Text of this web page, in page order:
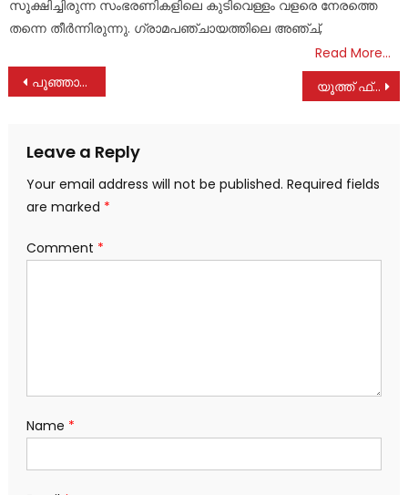
സൂക്ഷിച്ചിരുന്ന സംഭരണികളിലെ കുടിവെള്ളം വളരെ നേരത്തെ
തന്നെ തീർന്നിരുന്നു. ഗ്രാമപഞ്ചായത്തിലെ അഞ്ച്,
Read More…
Post
പൂഞ്ഞാർ ഗ്രാമപഞ്ചായത്തിൽ ഗാന്ധിജയന്തിയോടനുബന്ധിച്ച് മാലിന്യ മുക്തം നവകേരളം 2.0 ഭാഗമായി ശുചീകരണ പ്രവർത്തനങ്ങൾ നടത്തി യൂത്ത് ഫ്രണ്ടും പൂഞ്ഞാർ നിയോജകമണ്ഡലം കമ്മിറ്റിയുടെ നേതൃത്വത്തിൽ മണ്ഡലത്തിലെ ദിശാ ബോർഡുകൾ വൃത്തിയാക്കി
Leave a Reply
Your email address will not be published. Required fields
are marked *
Comment *
Name *